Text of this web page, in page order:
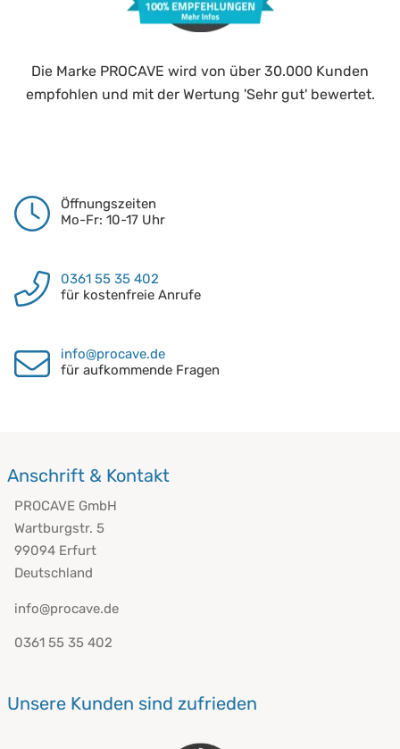
Die Marke PROCAVE wird von über 30.000 Kunden
empfohlen und mit der Wertung 'Sehr gut' bewertet.
Öffnungszeiten
Mo-Fr: 10-17 Uhr
0361 55 35 402
für kostenfreie Anrufe
info@procave.de
für aufkommende Fragen
Anschrift & Kontakt
PROCAVE GmbH
Wartburgstr. 5
99094 Erfurt
Deutschland
info@procave.de
0361 55 35 402
Unsere Kunden sind zufrieden